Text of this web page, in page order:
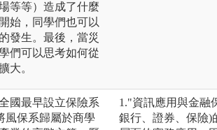
等等）造成了什麼
始，同學們也可以
發生。最後，當災
們可以思考如何從
大。
國最早設立保險系
風保系歸屬於商學
1."資訊應用與金融
銀行、證券、保險)